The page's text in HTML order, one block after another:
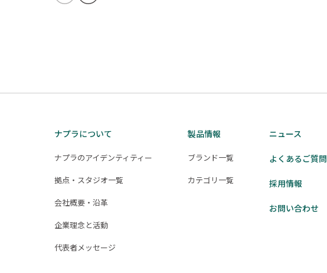
ナプラについて
ナプラのアイデンティティー
拠点・スタジオ一覧
会社概要・沿革
企業理念と活動
代表者メッセージ
製品情報
ブランド一覧
カテゴリ一覧
ニュース
よくあるご質問
採用情報
お問い合わせ